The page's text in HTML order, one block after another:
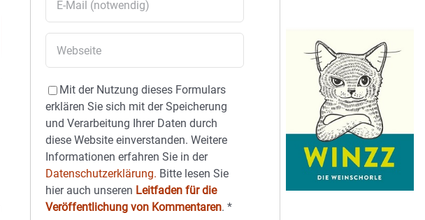
Mit der Nutzung dieses Formulars
erklären Sie sich mit der Speicherung
und Verarbeitung Ihrer Daten durch
diese Website einverstanden. Weitere
Informationen erfahren Sie in der
Datenschutzerklärung. Bitte lesen Sie
hier auch unseren Leitfaden für die
Veröffentlichung von Kommentaren.*